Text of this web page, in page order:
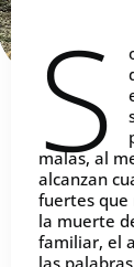
S
malas, al
alcanzan
fuertes que
la muerte
familiar, el